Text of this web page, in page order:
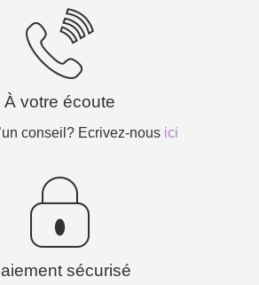
À votre écoute
conseil? Ecrivez-nous ici
sécurisé